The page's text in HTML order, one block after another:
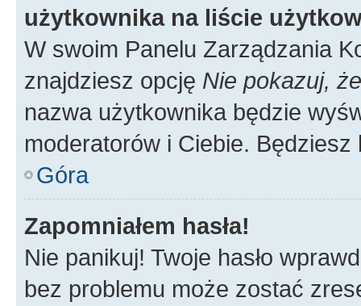
użytkownika na liście
W swoim Panelu Zarządzania
znajdziesz opcję Nie pokazuj,
nazwa użytkownika będzie
moderatorów i Ciebie.
Góra
Zapomniałem hasła!
Nie panikuj! Twoje hasło
bez problemu może zostać